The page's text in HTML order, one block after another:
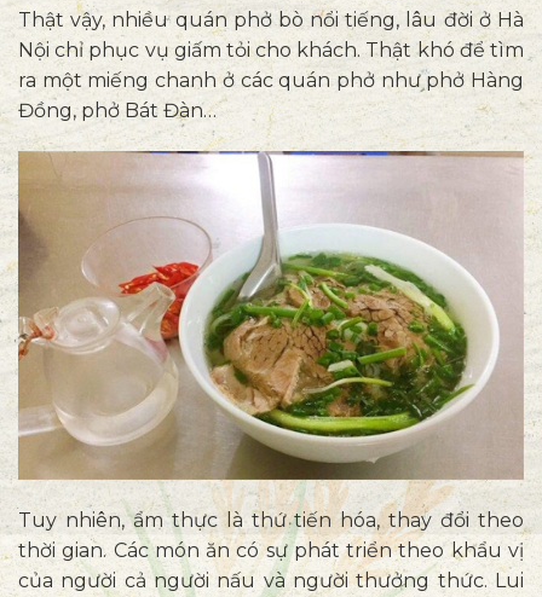
Thật vậy, nhiều quán phở bò nổi tiếng, lâu đời ở Hà
Nội chỉ phục vụ giấm tỏi cho khách. Thật khó để tìm
ra một miếng chanh ở các quán phở như phở Hàng
Đồng, phở Bát Đàn…
Tuy nhiên, ẩm thực là thứ tiến hóa, thay đổi theo
thời gian. Các món ăn có sự phát triển theo khẩu vị
của người cả người nấu và người thưởng thức. Lui